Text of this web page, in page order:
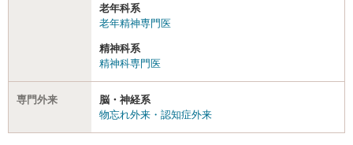
老年科系
老年精神専門医
精神科系
精神科専門医
専門外来
脳・神経系
物忘れ外来・認知症外来